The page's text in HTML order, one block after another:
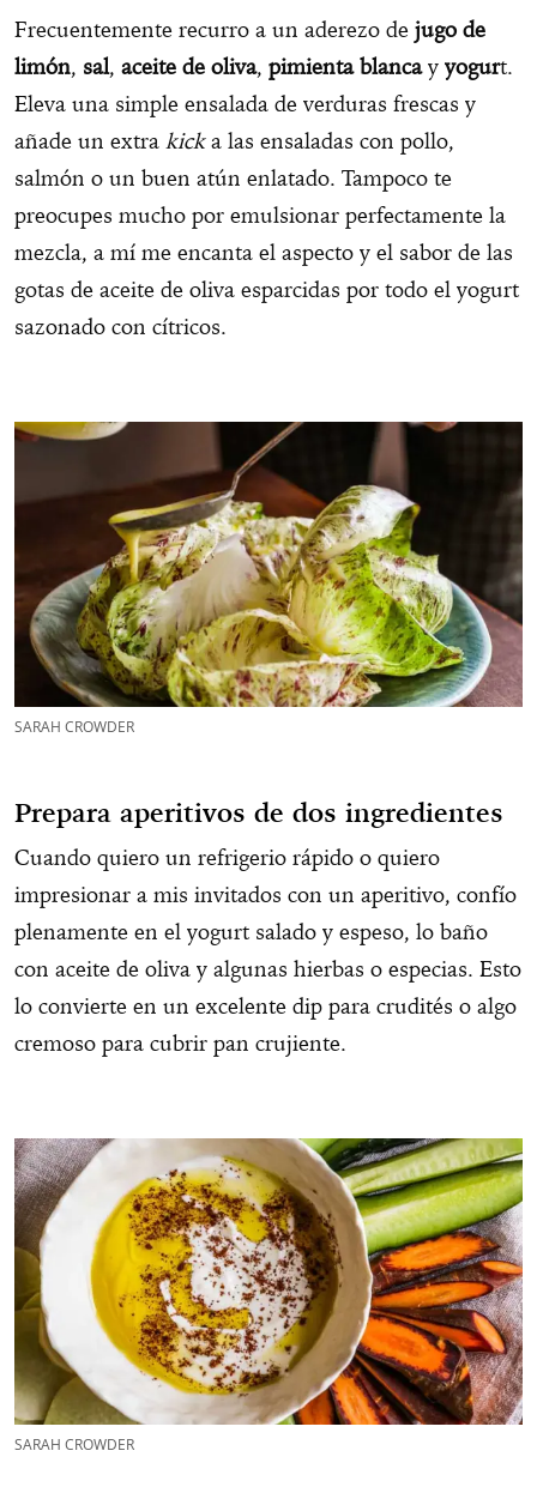
Frecuentemente recurro a un aderezo de jugo de
limón, sal, aceite de oliva, pimienta blancay yogurt.
Eleva una simple ensalada de verduras frescas y
añade un extra kicka las ensaladas con pollo,
salmón o un buen atún enlatado. Tampoco te
preocupes mucho por emulsionar perfectamente la
mezcla, a mí me encanta el aspecto y el sabor de las
gotas de aceite de oliva esparcidas por todo el yogurt
sazonado con cítricos.
SARAH CROWDER
Prepara aperitivos de dos ingredientes
Cuando quiero un refrigerio rápido o quiero
impresionar a mis invitados con un aperitivo, confío
plenamente en el yogurt salado y espeso, lo baño
con aceite de oliva y algunas hierbas o especias. Esto
lo convierte en un excelente dip para crudités o algo
cremoso para cubrir pan crujiente.
SARAH CROWDER